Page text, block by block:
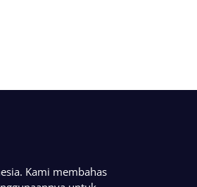
Kami membahas